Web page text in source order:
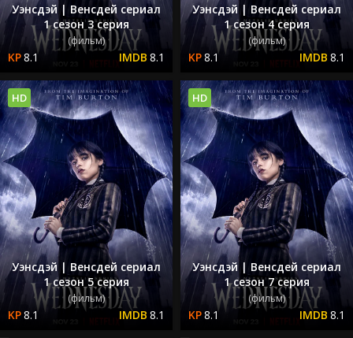
Уэнсдэй | Венсдей сериал
1 сезон 3 серия
(фильм)
8.1 8.1
Уэнсдэй | Венсдей сериал
1 сезон 4 серия
(фильм)
8.1 8.1
Уэнсдэй | Венсдей сериал
1 сезон 5 серия
(фильм)
8.1 8.1
HD
Уэнсдэй | Венсдей сериал
1 сезон 7 серия
(фильм)
8.1 8.1
HD